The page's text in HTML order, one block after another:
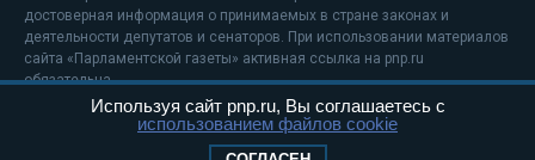
достоверная информация о принимаемых в стране законах и
деятельности депутатов и сенаторов. При использовании материалов
сайта «Парламентской газеты» активная ссылка на pnp.ru
обязательна.
На информационном ресурсе применяютсярекомендательные
Положение о защите персональных данных
Используя сайт pnp.ru, Вы соглашаетесь с
использованием файлов cookie